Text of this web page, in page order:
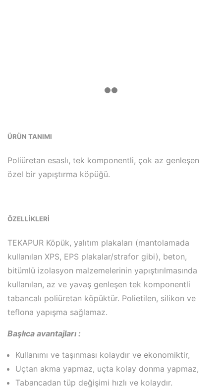
ÜRÜN TANIMI
Poliüretan esaslı, tek komponentli, çok az genleşen
özel bir yapıştırma köpüğü.
ÖZELLİKLERİ
TEKAPUR Köpük, yalıtım plakaları (mantolamada
kullanılan XPS, EPS plakalar/strafor gibi), beton,
bitümlü izolasyon malzemelerinin yapıştırılmasında
kullanılan, az ve yavaş genleşen tek komponentli
tabancalı poliüretan köpüktür. Polietilen, silikon ve
teflona yapışma sağlamaz.
Başlıca avantajları :
Kullanımı ve taşınması kolaydır ve ekonomiktir,
Uçtan akma yapmaz, uçta kolay donma yapmaz,
Tabancadan tüp değişimi hızlı ve kolaydır.